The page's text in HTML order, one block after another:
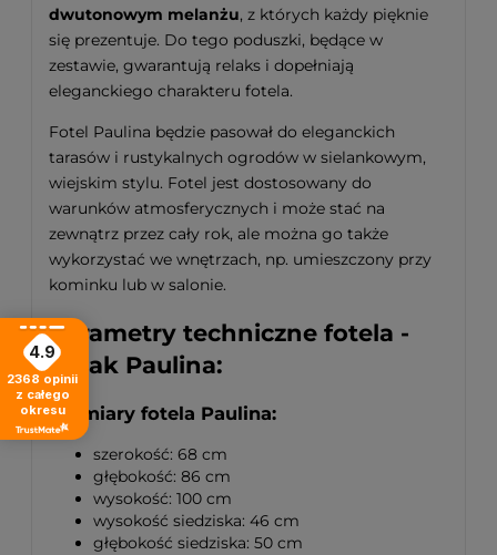
dwutonowym melanżu, z których każdy pięknie
się prezentuje. Do tego poduszki, będące w
zestawie, gwarantują relaks i dopełniają
eleganckiego charakteru fotela.
Fotel Paulina będzie pasował do eleganckich
tarasów i rustykalnych ogrodów w sielankowym,
wiejskim stylu. Fotel jest dostosowany do
warunków atmosferycznych i może stać na
zewnątrz przez cały rok, ale można go także
wykorzystać we wnętrzach, np. umieszczony przy
kominku lub w salonie.
Parametry techniczne fotela -
uszak Paulina:
Wymiary fotela Paulina:
szerokość: 68 cm
głębokość: 86 cm
wysokość: 100 cm
wysokość siedziska: 46 cm
głębokość siedziska: 50 cm
4.9
2368 opinii
z całego
okresu